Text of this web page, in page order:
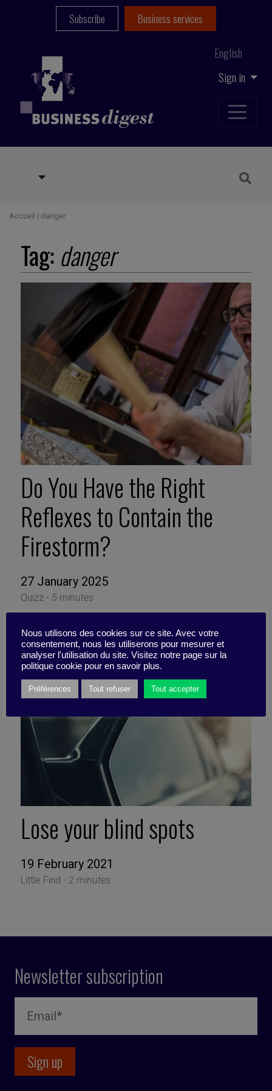
Sign in
English
Subscribe Business services
Accueil | danger
Tag: danger
Do You Have the Right
Reflexes to Contain the
Firestorm?
27 January 2025
Quizz - 5 minutes
Lose your blind spots
19 February 2021
Little Find - 2 minutes
Newsletter subscription
Nous utilisons des cookies sur ce site. Avec votre
consentement, nous les utiliserons pour mesurer et
analyser l'utilisation du site. Visitez notre page sur la
politique cookie pour en savoir plus.
Préférences Tout refuser Tout accepter